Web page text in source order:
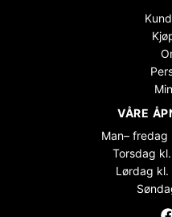
VÅRE
Man– fredag
Torsdag
Lørdag kl.